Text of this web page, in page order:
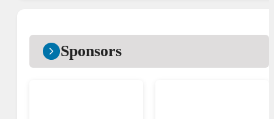
Sponsors